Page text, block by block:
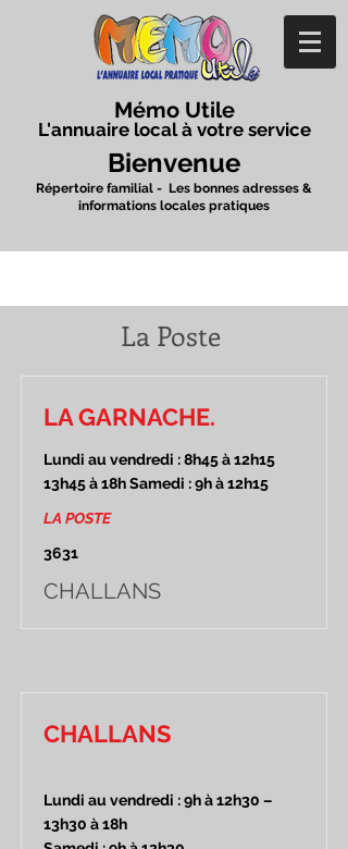
Mémo Utile
L'annuaire local à votre service
Bienvenue
Répertoire familial - Les bonnes adresses &
informations locales pratiques
La Poste
LA GARNACHE.
Lundi au vendredi : 8h45 à 12h15
13h45 à 18h Samedi : 9h à 12h15
LA POSTE
3631
CHALLANS
CHALLANS
Lundi au vendredi : 9h à 12h30 –
13h30 à 18h